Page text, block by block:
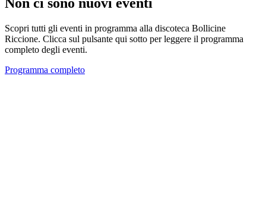
Scopri tutti gli eventi in programma alla discoteca Bollicine
Riccione. Clicca sul pulsante qui sotto per leggere il programma
completo degli eventi.
Programma completo